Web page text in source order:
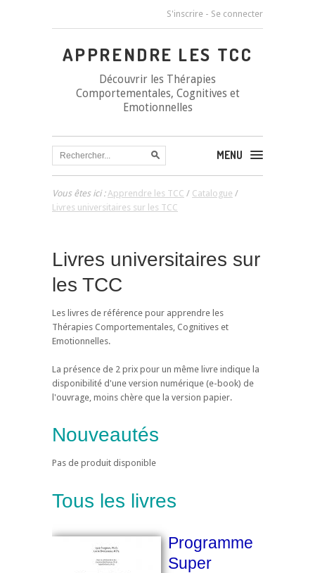
S'inscrire - Se connecter
APPRENDRE LES TCC
Découvrir les Thérapies
Comportementales, Cognitives et
Emotionnelles
MENU
Vous êtes ici :Apprendre les TCC / Catalogue /
Livres universitaires sur les TCC
Livres universitaires sur
les TCC
Les livres de référence pour apprendre les
Thérapies Comportementales, Cognitives et
Emotionnelles.
La présence de 2 prix pour un même livre indique la
disponibilité d'une version numérique (e-book) de
l'ouvrage, moins chère que la version papier.
Nouveautés
Pas de produit disponible
Tous les livres
Programme
Super